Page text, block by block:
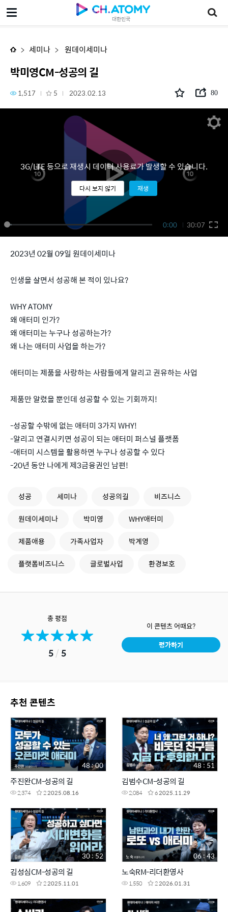
대한민국
박미영CM-성공의 길
세미나 원데이세미나
박미영CM-성공의 길
1,517 5 2023.02.13 80
0:00 30:07
3G/LTE 등으로 재생시 데이터 사용료가 발생할 수 있습니다.
다시 보지 않기 재생
2023년 02월 09일 원데이세미나
인생을 살면서 성공해 본 적이 있나요?
WHY ATOMY
왜 애터미 인가?
왜 애터미는 누구나 성공하는가?
왜 나는 애터미 사업을 하는가?
애터미는 제품을 사랑하는 사람들에게 알리고 권유하는 사업
제품만 알렸을 뿐인데 성공할 수 있는 기회까지!
-성공할 수밖에 없는 애터미 3가지 WHY!
-알리고 연결시키면 성공이 되는 애터미 퍼스널 플랫폼
-애터미 시스템을 활용하면 누구나 성공할 수 있다
-20년 동안 나에게 제3금융권인 남편!
성공 세미나 성공의길
비즈니스
원데이세미나
박미영
WHY애터미
제품애용
가족사업자
박계영
플랫폼비즈니스
글로벌사업 환경보호
총 평점
5/ 5
이 콘텐츠 어때요?
평가하기
추천 콘텐츠
주진완CM-성공의 길
2,374 22025.08.16
48 : 00
김범수CM-성공의 길
2,084 62025.11.29
48 : 51
김성심CM-성공의 길
1,609 22025.11.01
30 : 52
노숙RM-리더환영사
1,550 22026.01.31
06 : 43